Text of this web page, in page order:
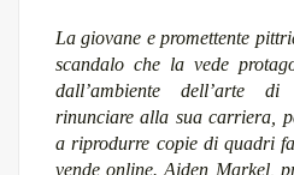
La giovane e promettente
scandalo che la vede
dall’ambiente dell’arte
rinunciare alla sua carriera,
a riprodurre copie di quadri
vende online. Aiden Markel,